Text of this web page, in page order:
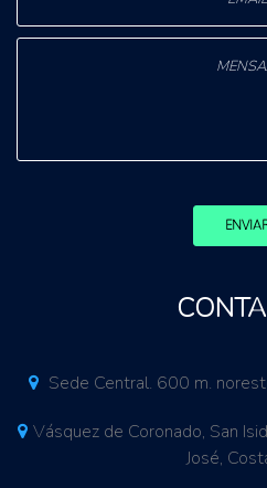
Sede Central. 600 m.
Vásquez de Coronado, San
José,